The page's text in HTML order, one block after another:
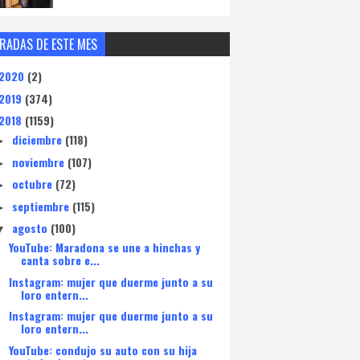
DE ESTE MES
2020 (2)
2019 (374)
2018 (1159)
diciembre (118)
noviembre (107)
octubre (72)
septiembre (115)
agosto (100)
YouTube: Maradona se une a hinchas y
canta sobre e...
Instagram: mujer que duerme junto a su
loro entern...
Instagram: mujer que duerme junto a su
loro entern...
YouTube: condujo su auto con su hija